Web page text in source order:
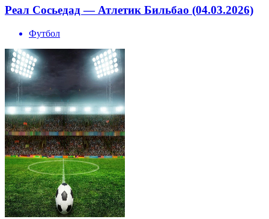
Реал Сосьедад — Атлетик Бильбао (04.03.2026)
Футбол